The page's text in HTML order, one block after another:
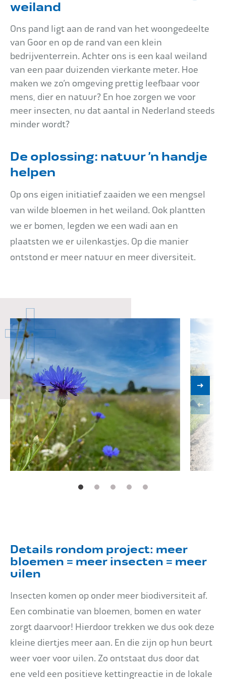
Onderhoud
Mijn Aqua+
Contact
weiland
Ons pand ligt aan de rand van het woongedeelte
van Goor en op de rand van een klein
bedrijventerrein. Achter ons is een kaal weiland
van een paar duizenden vierkante meter. Hoe
maken we zo’n omgeving prettig leefbaar voor
mens, dier en natuur? En hoe zorgen we voor
meer insecten, nu dat aantal in Nederland steeds
minder wordt?
De oplossing: natuur ’n handje
helpen
Op ons eigen initiatief zaaiden we een mengsel
van wilde bloemen in het weiland. Ook plantten
we er bomen, legden we een wadi aan en
plaatsten we er uilenkastjes. Op die manier
ontstond er meer natuur en meer diversiteit.
Details rondom project: meer
bloemen = meer insecten = meer
uilen
Insecten komen op onder meer biodiversiteit af.
Een combinatie van bloemen, bomen en water
zorgt daarvoor! Hierdoor trekken we dus ook deze
kleine diertjes meer aan. En die zijn op hun beurt
weer voer voor uilen. Zo ontstaat dus door dat
ene veld een positieve kettingreactie in de lokale